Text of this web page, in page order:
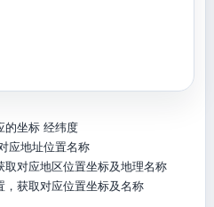
的坐标 经纬度
应地址位置名称
对应地区位置坐标及地理名称
，获取对应位置坐标及名称